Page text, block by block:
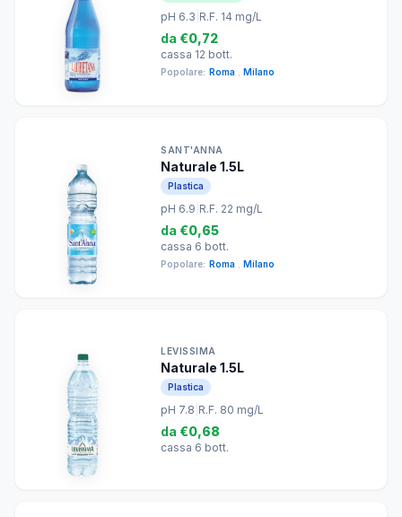
pH 6.3 R.F. 14 mg/L
da €0,72
cassa 12 bott.
Popolare: Roma Milano
SANT'ANNA
Naturale 1.5L
Plastica
pH 6.9 R.F. 22 mg/L
da €0,65
cassa 6 bott.
Popolare: Roma Milano
LEVISSIMA
Naturale 1.5L
Plastica
pH 7.8 R.F. 80 mg/L
da €0,68
cassa 6 bott.